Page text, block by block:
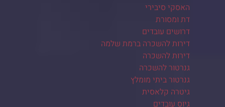
האסקי סיבירי
דת ומסורת
דרושים עובדים
דירות להשכרה ברמת שלמה
דירות להשכרה
גנרטור להשכרה
גנרטור ביתי מומלץ
גיטרה קלאסית
גיוס עובדים